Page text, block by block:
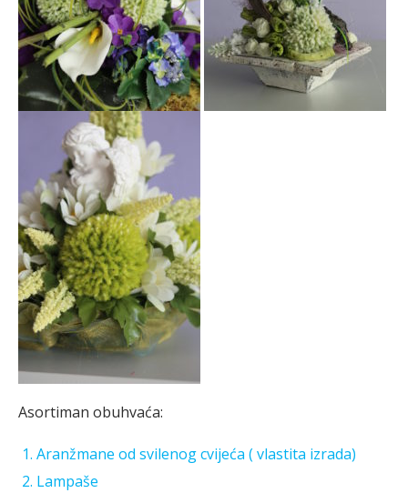
Asortiman obuhvaća:
Aranžmane od svilenog cvijeća ( vlastita izrada)
Lampaše